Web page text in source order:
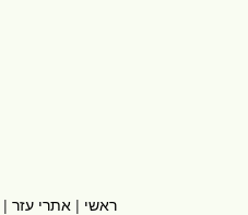
ראשי | אתרי עזר |